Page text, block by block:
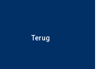
Terug